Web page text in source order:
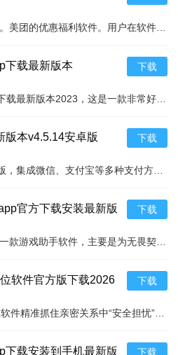
下载最新版本
新安卓版
下载
版本v4.5.14安卓版 下载
官方下载安装最新版
下载
软件官方版下载2026
卓版
下载
下载安装到手机最新版 下载